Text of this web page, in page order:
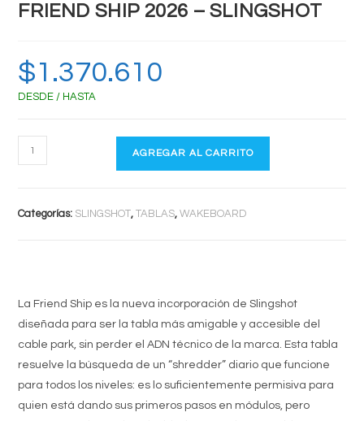
FRIEND SHIP 2026 – SLINGSHOT
$1.370.610
DESDE / HASTA
FRIEND
SHIP
AGREGAR AL CARRITO
Categorías: SLINGSHOT,TABLAS,WAKEBOARD
La Friend Ship es la nueva incorporación de Slingshot
diseñada para ser la tabla más amigable y accesible del
cable park, sin perder el ADN técnico de la marca. Esta tabla
resuelve la búsqueda de un “shredder” diario que funcione
para todos los niveles: es lo suficientemente permisiva para
quien está dando sus primeros pasos en módulos, pero